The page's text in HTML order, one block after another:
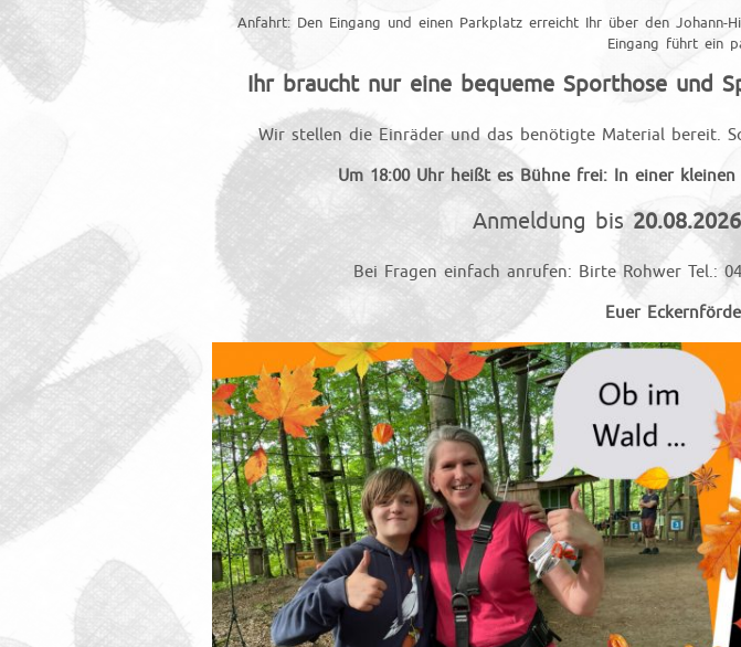
Anfahrt: Den Eingang und einen Parkplatz erreicht Ihr über den Johann-
Eingang führt ein
Ihr braucht nur eine bequeme Sporthose und
Wir stellen die Einräder und das benötigte Material bereit.
Um 18:00 Uhr heißt es Bühne frei: In einer
Anmeldung bis
Bei Fragen einfach anrufen: Birte Rohwer Tel.:
Euer